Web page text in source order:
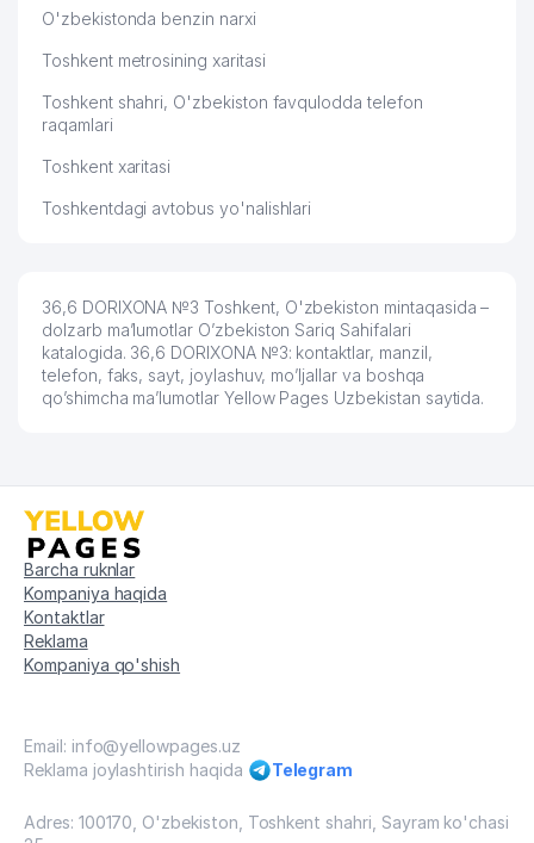
O'zbekistonda benzin narxi
Toshkent metrosining xaritasi
Toshkent shahri, O'zbekiston favqulodda telefon
raqamlari
Toshkent xaritasi
Toshkentdagi avtobus yo'nalishlari
36,6 DORIXONA №3 Toshkent, O'zbekiston mintaqasida –
dolzarb ma’lumotlar O’zbekiston Sariq Sahifalari
katalogida. 36,6 DORIXONA №3: kontaktlar, manzil,
telefon, faks, sayt, joylashuv, mo’ljallar va boshqa
qo’shimcha ma’lumotlar Yellow Pages Uzbekistan saytida.
Barcha ruknlar
Kompaniya haqida
Kontaktlar
Reklama
Kompaniya qo'shish
Email: info@yellowpages.uz
Reklama joylashtirish haqida
Telegram
Adres: 100170, O'zbekiston, Toshkent shahri, Sayram ko'chasi